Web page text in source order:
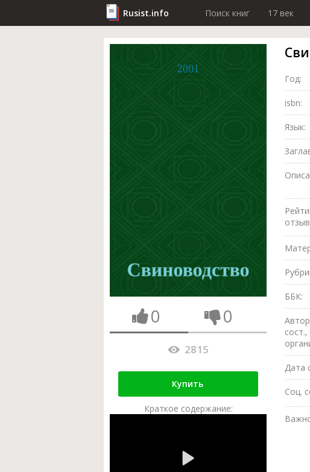
Rusist.info Поиск книг 17 век
0 0
2815
Купить
Краткое содержание:
Год:
isbn:
Язык:
ББК:
сост.,
Дата
Соц.